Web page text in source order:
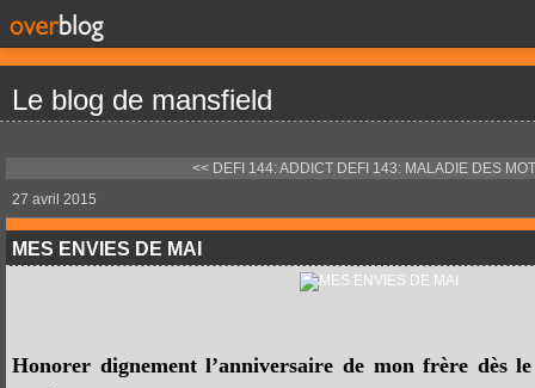
Le blog de mansfield
<< DEFI 144: ADDICT DEFI 143: MALADIE DES
27 avril 2015
MES ENVIES DE MAI
Honorer dignement l’anniversaire de mon frère dès